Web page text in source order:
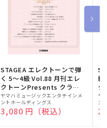
STAGEA エレクトーンで弾
く 5～4級 Vol.88 月刊エレ
クトーンPresents クラシ
ック名曲集
販
売
元:
ヤマハミュージックエンタテインメ
ントホールディングス
通常価格
3,080 円（税込）
級
ク
販
売
元:
ヤ
ン